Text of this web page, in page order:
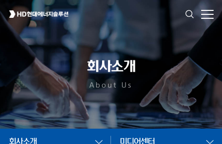
회사소개
About Us
회사소개 미디어센터